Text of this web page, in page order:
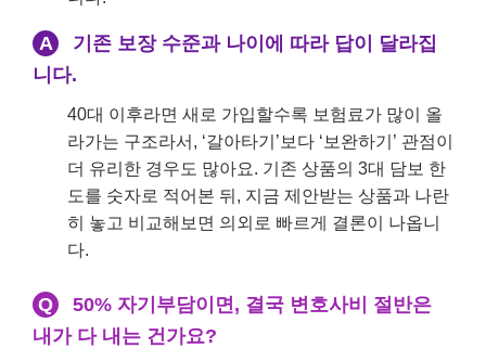
A
기존 보장 수준과 나이에 따라 답이 달라집
니다.
40대 이후라면 새로 가입할수록 보험료가 많이 올
라가는 구조라서, ‘갈아타기’보다 ‘보완하기’ 관점이
더 유리한 경우도 많아요. 기존 상품의 3대 담보 한
도를 숫자로 적어본 뒤, 지금 제안받는 상품과 나란
히 놓고 비교해보면 의외로 빠르게 결론이 나옵니
다.
Q
50% 자기부담이면, 결국 변호사비 절반은
내가 다 내는 건가요?